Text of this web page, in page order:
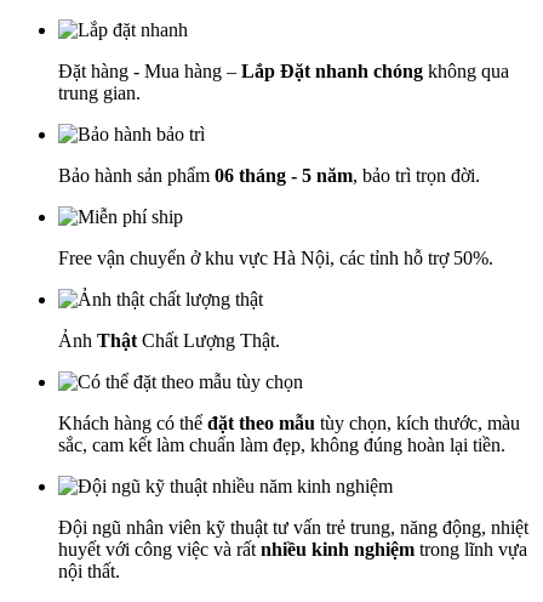
Đặt hàng - Mua hàng – Lắp Đặt nhanh chóng không qua
trung gian.
Bảo hành sản phẩm 06 tháng - 5 năm, bảo trì trọn đời.
Free vận chuyển ở khu vực Hà Nội, các tỉnh hỗ trợ 50%.
Ảnh Thật Chất Lượng Thật.
Khách hàng có thể đặt theo mẫu tùy chọn, kích thước, màu
sắc, cam kết làm chuẩn làm đẹp, không đúng hoàn lại tiền.
Đội ngũ nhân viên kỹ thuật tư vấn trẻ trung, năng động, nhiệt
huyết với công việc và rất nhiều kinh nghiệm trong lĩnh vựa
nội thất.